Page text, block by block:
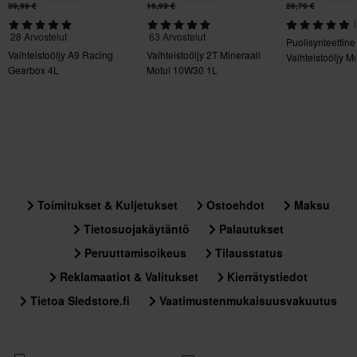
39,99 €
28 Arvostelut
Vaihteistoöljy A9 Racing
Gearbox 4L
16,99 €
63 Arvostelut
Vaihteistoöljy 2T Mineraali
Motul 10W30 1L
26,79 €
Vaihteistoöljy
Toimitukset & Kuljetukset Ostoehdot
Maksu
Tietosuojakäytäntö
Palautukset
Peruuttamisoikeus
Tilausstatus
Reklamaatiot & Valitukset
Kierrätystiedot
Tietoa Sledstore.fi
Vaatimustenmukaisuusvakuutus